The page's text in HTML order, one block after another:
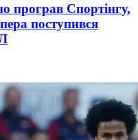
програв Спортінгу,
поступився